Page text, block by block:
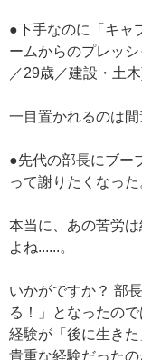
●下手なのに「キャ
ームからのプレッ
／29歳／建設・土
一目置かれるのは間
●先代の部長にブー
って謝りたくなっ
本当に、あの苦労
よね......。
いかがですか？ 部
る！」となったの
経験が「後に生き
貴重な経験だったの